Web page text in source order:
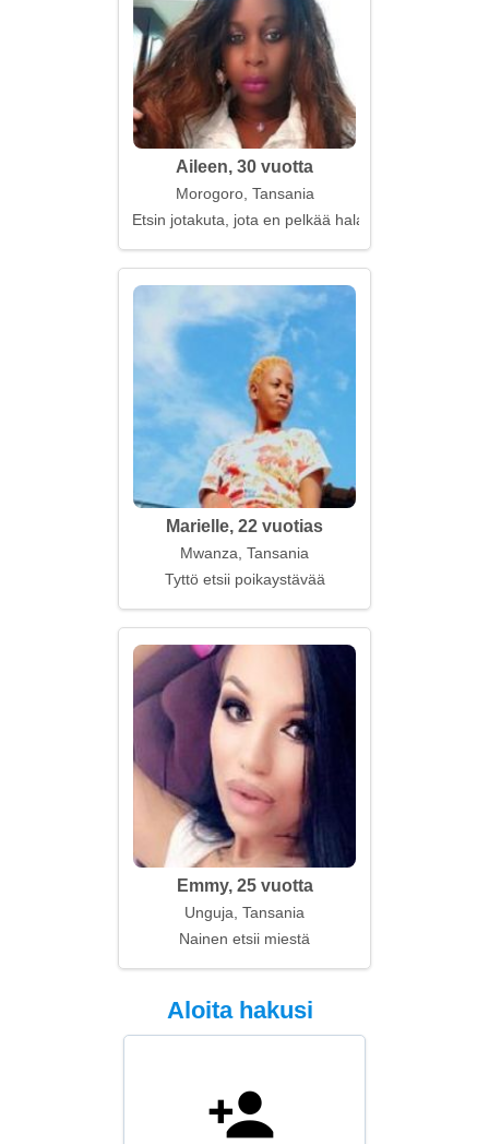
Aileen, 30 vuotta
Morogoro, Tansania
Etsin jotakuta, jota en pelkää halata
Marielle, 22 vuotias
Mwanza, Tansania
Tyttö etsii poikaystävää
Emmy, 25 vuotta
Unguja, Tansania
Nainen etsii miestä
Aloita hakusi